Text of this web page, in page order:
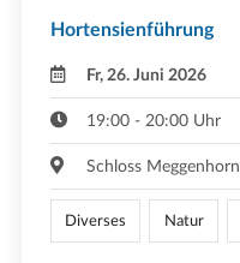
Hortensienführung
Fr, 26. Juni 2026
19:00 - 20:00 Uhr
Schloss Meggenhorn
Diverses Natur